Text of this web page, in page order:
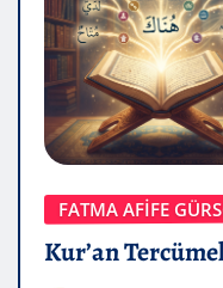
FATMA AFİFE
Kur’an